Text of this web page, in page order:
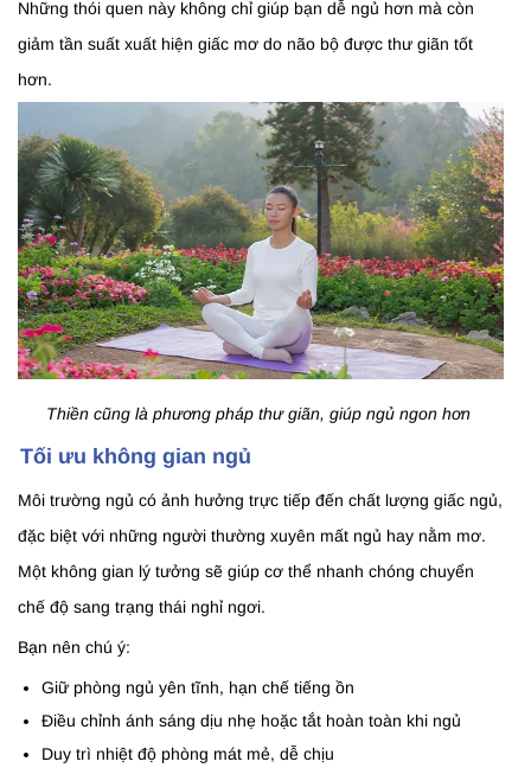
Những thói quen này không chỉ giúp bạn dễ ngủ hơn mà còn
giảm tần suất xuất hiện giấc mơ do não bộ được thư giãn tốt
hơn.
Thiền cũng là phương pháp thư giãn, giúp ngủ ngon hơn
Tối ưu không gian ngủ
Môi trường ngủ có ảnh hưởng trực tiếp đến chất lượng giấc ngủ,
đặc biệt với những người thường xuyên mất ngủ hay nằm mơ.
Một không gian lý tưởng sẽ giúp cơ thể nhanh chóng chuyển
chế độ sang trạng thái nghỉ ngơi.
Bạn nên chú ý:
Giữ phòng ngủ yên tĩnh, hạn chế tiếng ồn
Điều chỉnh ánh sáng dịu nhẹ hoặc tắt hoàn toàn khi ngủ
Duy trì nhiệt độ phòng mát mẻ, dễ chịu